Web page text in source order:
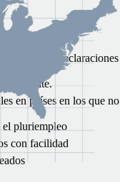
con declaraciones
en países en los que no
pluriempleo
con facilidad